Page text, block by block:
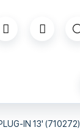
IN 13' (710272)